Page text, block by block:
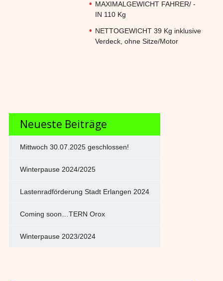
MAXIMALGEWICHT FAHRER/ -
IN 110 Kg
NETTOGEWICHT 39 Kg inklusive
Verdeck, ohne Sitze/Motor
Neueste Beiträge
Mittwoch 30.07.2025 geschlossen!
Winterpause 2024/2025
Lastenradförderung Stadt Erlangen 2024
Coming soon…TERN Orox
Winterpause 2023/2024